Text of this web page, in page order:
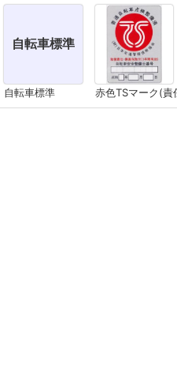
自転車標準
自転車標準 赤色TSマーク(責